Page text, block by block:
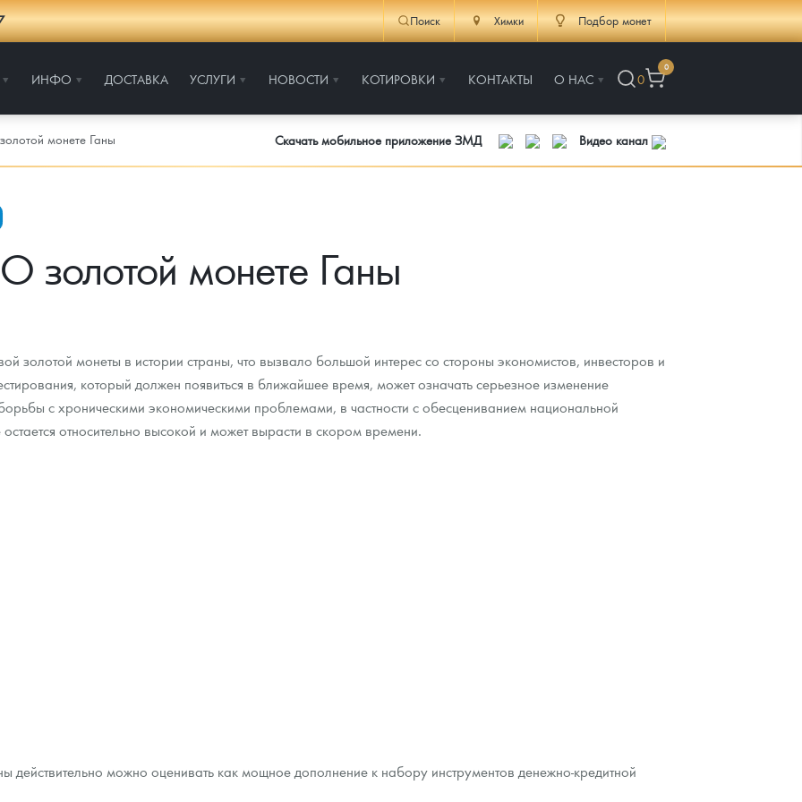
Поиск Химки Подбор монет
ИНФО ДОСТАВКА УСЛУГИ НОВОСТИ КОТИРОВКИ КОНТАКТЫ О НАС 0
0
платины на 2026 год
монете Ганы Скачать мобильное приложение ЗМД Видео канал
О золотой монете Ганы
золотой монеты в истории страны, что вызвало большой интерес со стороны экономистов, инвесторов и
который должен появиться в ближайшее время, может означать серьезное изменение
борьбы с хроническими экономическими проблемами, в частности с обесцениванием национальной
относительно высокой и может вырасти в скором времени.
действительно можно оценивать как мощное дополнение к набору инструментов денежно-кредитной